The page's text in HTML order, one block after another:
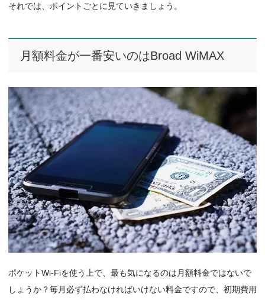
それでは、ポイントごとに見ていきましょう。
月額料金が一番安いのはBroad WiMAX
ポケットWi-Fiを使う上で、最も気になるのは月額料金ではないで
しょうか？毎月必ず払わなければいけない料金ですので、初期費用